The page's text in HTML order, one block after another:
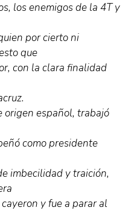
los enemigos de la 4T y
por cierto ni
que
con la clara finalidad
origen español, trabajó
como presidente
imbecilidad y traición,
y fue a parar al